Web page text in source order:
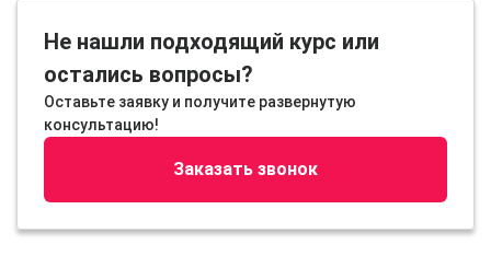
Не нашли подходящий курс или
остались вопросы?
Оставьте заявку и получите развернутую
консультацию!
Заказать звонок